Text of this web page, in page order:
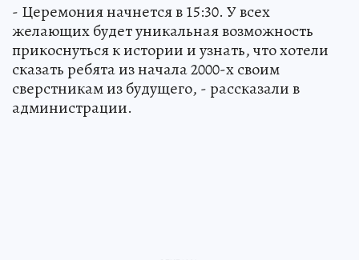
- Церемония начнется в 15:30. У всех
желающих будет уникальная возможность
прикоснуться к истории и узнать, что хотели
сказать ребята из начала 2000-х своим
сверстникам из будущего, - рассказали в
администрации.